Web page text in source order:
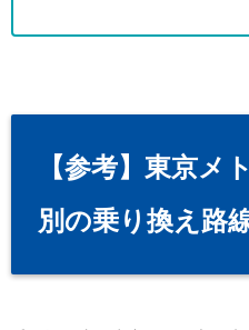
【参考】東京メ
別の乗り換え路